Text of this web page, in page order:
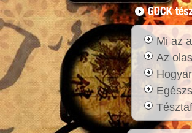
Mi az
Az